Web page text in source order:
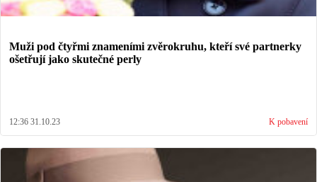
Muži pod čtyřmi znameními zvěrokruhu, kteří své partnerky
ošetřují jako skutečné perly
12:36 31.10.23 K pobavení